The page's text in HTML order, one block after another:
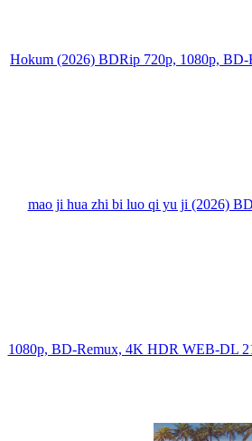
Hokum (2026) BDRip 720p, 1080p, BD-
mao ji hua zhi bi luo qi yu ji (2026)
1080p, BD-Remux, 4K HDR WEB-DL